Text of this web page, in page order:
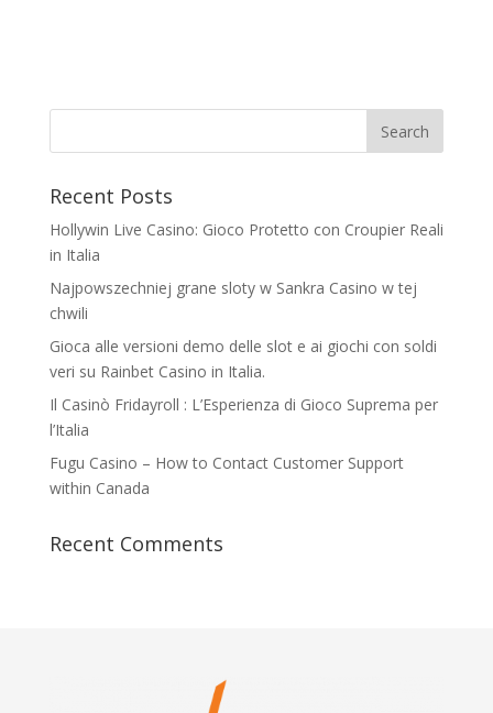
Recent Posts
Hollywin Live Casino: Gioco Protetto con Croupier Reali
in Italia
Najpowszechniej grane sloty w Sankra Casino w tej
chwili
Gioca alle versioni demo delle slot e ai giochi con soldi
veri su Rainbet Casino in Italia.
Il Casinò Fridayroll : L’Esperienza di Gioco Suprema per
l’Italia
Fugu Casino – How to Contact Customer Support
within Canada
Recent Comments